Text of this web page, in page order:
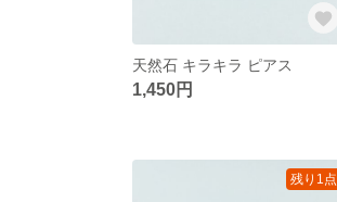
天然石 キラキラ ピアス
1,450円
残り1点